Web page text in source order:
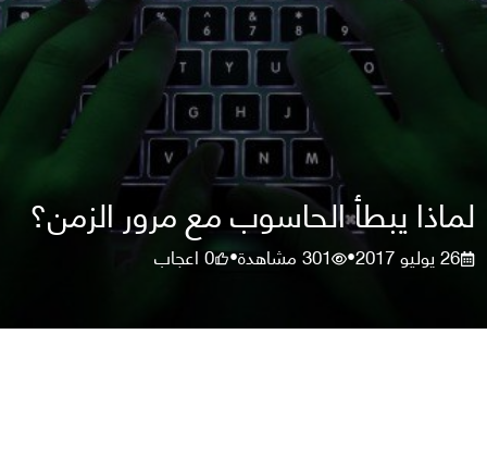
لماذا يبطأ الحاسوب مع مرور الزمن؟
26 يوليو 2017 •
301مشاهدة•
0اعجاب